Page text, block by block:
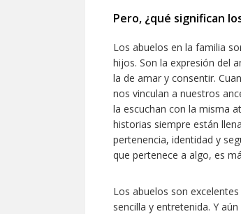
Pero, ¿qué significan
Los abuelos en la familia
hijos. Son la expresión del
la de amar y consentir.
nos vinculan a nuestros
la escuchan con la misma
historias siempre están
pertenencia, identidad y
que pertenece a algo, es
Los abuelos son
sencilla y entretenida. Y